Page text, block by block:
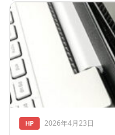
HP 2026年4月23日